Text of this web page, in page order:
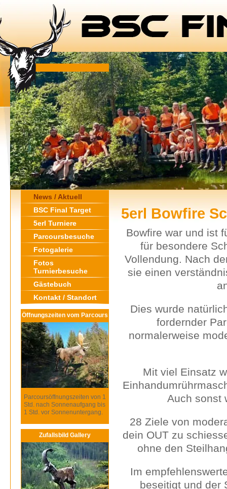
News / Aktuell
BSC Final Target
5erl Turniere
Parcoursbesuche
Fotogalerie
Fotos
Turnierbesuche
Gästebuch
Kontakt / Standort
Öffnungszeiten vom Parcours
Parcoursöffnungszeiten von 1
Std. nach Sonnenaufgang bis
1 Std. vor Sonnenuntergang.
Zufallsbild Gallery
5erl Bowfire
Bowfire war und ist
für besondere
Vollendung. Nach
sie einen
Dies wurde
fordernder
normalerweise
Mit viel Einsatz
Auch sonst
28 Ziele von
dein OUT zu
ohne den
Im
beseitigt und der